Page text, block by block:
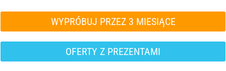
WYPRÓBUJ PRZEZ 3 MIESIĄCE
OFERTY Z PREZENTAMI